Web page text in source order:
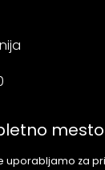
uporabljamo za